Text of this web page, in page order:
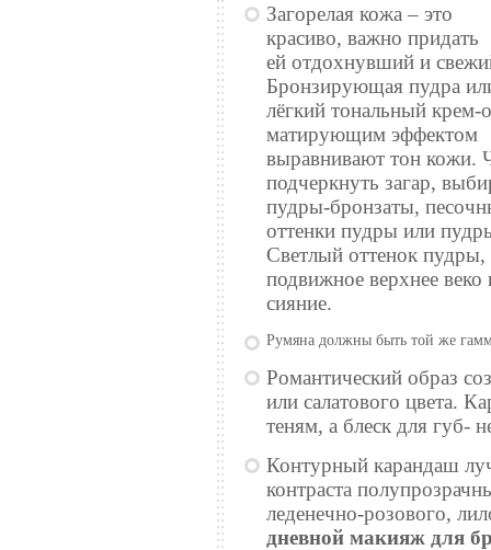
Загорелая кожа – это
красиво, важно придать
ей отдохнувший и
Бронзирующая пудра
лёгкий тональный крем-
матирующим эффектом
выравнивают тон кожи.
подчеркнуть загар,
пудры-бронзаты,
оттенки пудры или
Светлый оттенок
подвижное верхнее
сияние.
Румяна должны быть той же
Романтический образ
или салатового цвета.
теням, а блеск для губ-
Контурный карандаш
контраста
леденечно-розового,
дневной макияж для